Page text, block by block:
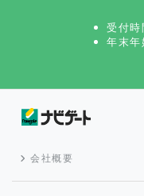
受付
年末年
会社概要